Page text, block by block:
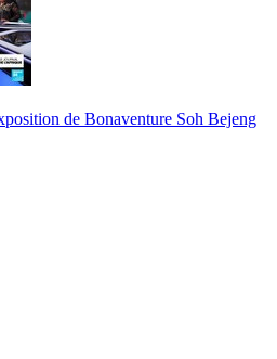
de Bonaventure Soh Bejeng